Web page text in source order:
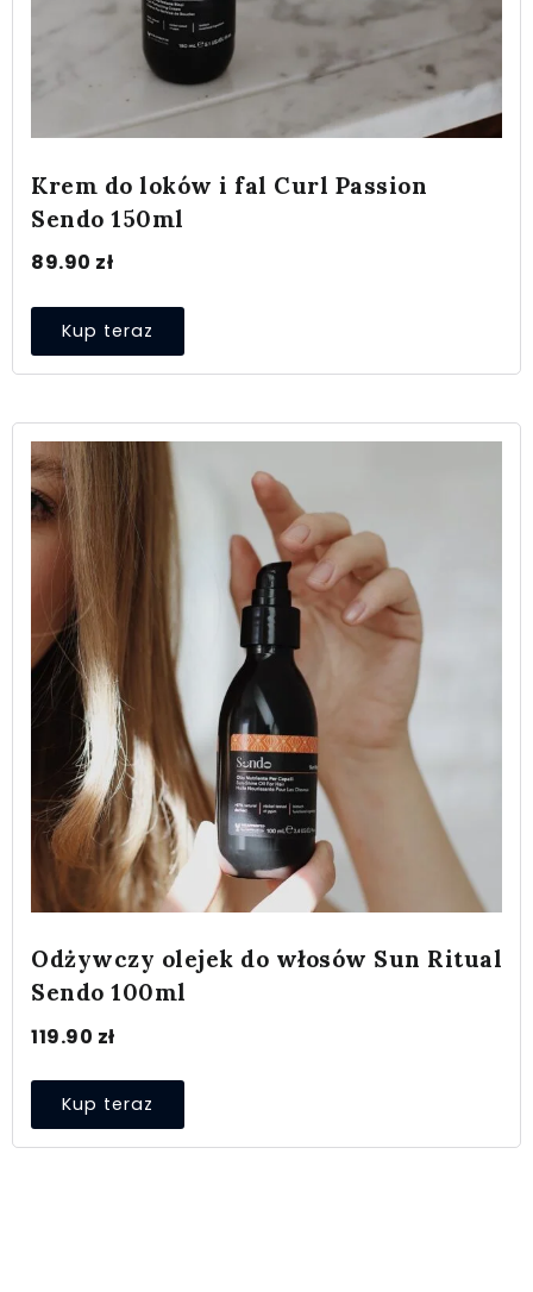
Krem do loków i fal Curl Passion
Sendo 150ml
89.90 zł
Kup teraz
Odżywczy olejek do włosów Sun Ritual
Sendo 100ml
119.90 zł
Kup teraz